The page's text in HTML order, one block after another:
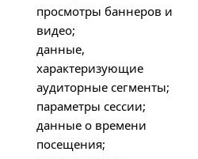
просмотры баннеров и
видео;
данные,
характеризующие
аудиторные сегменты;
параметры сессии;
данные о времени
посещения;